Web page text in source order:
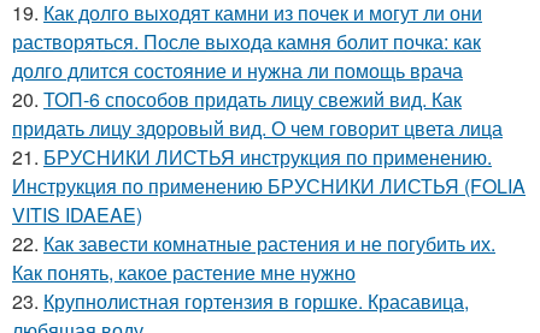
19. Как долго выходят камни из почек и могут ли они
растворяться. После выхода камня болит почка: как
долго длится состояние и нужна ли помощь врача
20. ТОП-6 способов придать лицу свежий вид. Как
придать лицу здоровый вид. О чем говорит цвета лица
21. БРУСНИКИ ЛИСТЬЯ инструкция по применению.
Инструкция по применению БРУСНИКИ ЛИСТЬЯ (FOLIA
VITIS IDAEAE)
22. Как завести комнатные растения и не погубить их.
Как понять, какое растение мне нужно
23. Крупнолистная гортензия в горшке. Красавица,